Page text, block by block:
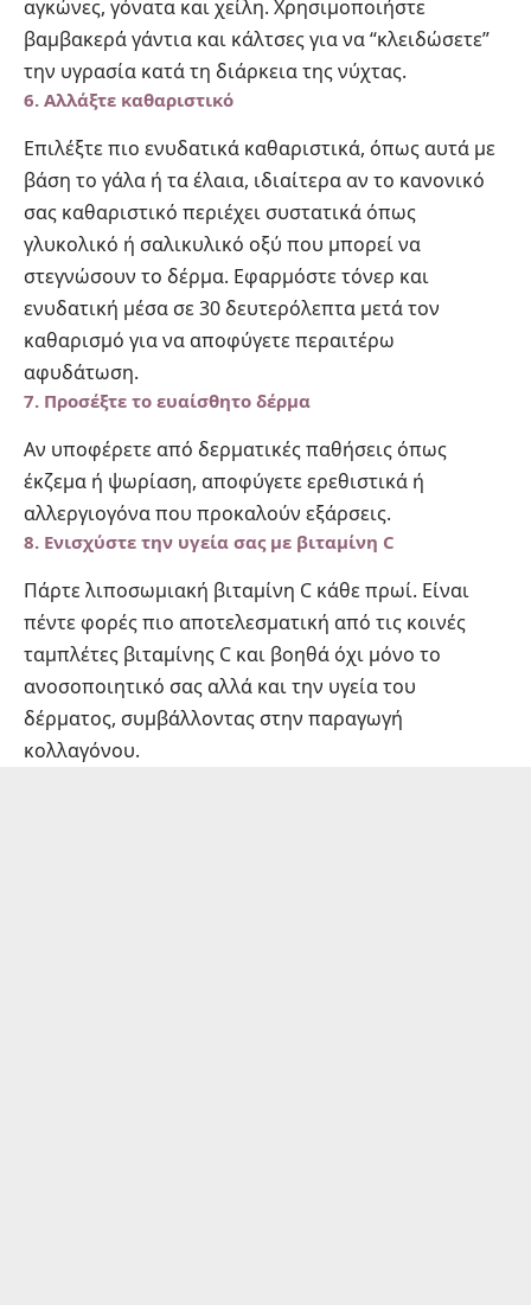
αγκώνες, γόνατα και χείλη. Χρησιμοποιήστε
βαμβακερά γάντια και κάλτσες για να “κλειδώσετε”
την υγρασία κατά τη διάρκεια της νύχτας.
6. Αλλάξτε καθαριστικό
Επιλέξτε πιο ενυδατικά καθαριστικά, όπως αυτά με
βάση το γάλα ή τα έλαια, ιδιαίτερα αν το κανονικό
σας καθαριστικό περιέχει συστατικά όπως
γλυκολικό ή σαλικυλικό οξύ που μπορεί να
στεγνώσουν το δέρμα. Εφαρμόστε τόνερ και
ενυδατική μέσα σε 30 δευτερόλεπτα μετά τον
καθαρισμό για να αποφύγετε περαιτέρω
αφυδάτωση.
7. Προσέξτε το ευαίσθητο δέρμα
Αν υποφέρετε από δερματικές παθήσεις όπως
έκζεμα ή ψωρίαση, αποφύγετε ερεθιστικά ή
αλλεργιογόνα που προκαλούν εξάρσεις.
8. Ενισχύστε την υγεία σας με βιταμίνη C
Πάρτε λιποσωμιακή βιταμίνη C κάθε πρωί. Είναι
πέντε φορές πιο αποτελεσματική από τις κοινές
ταμπλέτες βιταμίνης C και βοηθά όχι μόνο το
ανοσοποιητικό σας αλλά και την υγεία του
δέρματος, συμβάλλοντας στην παραγωγή
κολλαγόνου.